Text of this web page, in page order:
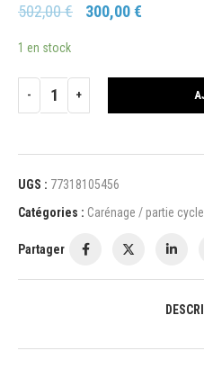
502,00€ 300,00€
1 en stock
UGS : 77318105456
Catégories : Carénage / partie
Partager